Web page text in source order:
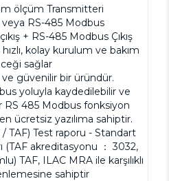
ölçüm Transmitteri
veya RS-485 Modbus
+ RS-485 Modbus Çıkış
kolay kurulum ve bakım
sağlar
güvenilir bir üründür.
yoluyla kaydedilebilir ve
RS 485 Modbus fonksiyon
ücretsiz yazılıma sahiptir.
TAF) Test raporu - Standart
(TAF akreditasyonu ： 3032,
TAF, ILAC MRA ile karşılıklı
sahiptir